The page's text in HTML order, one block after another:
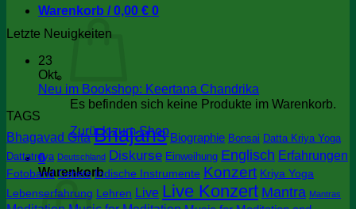
Warenkorb /0,00 € 0
Es befinden sich keine Produkte im Warenkorb.
Zurück zum Shop
0
Warenkorb
Letzte Neuigkeiten
23
Okt.
Neu im Bookshop: Keertana Chandrika
Kommentare
im
Bookshop:
Keertana
Chandrika
TAGS
Bhagavad Gita Bhajans Biographie Bonsai Datta Kriya Yoga
Dattatreya Deutschland Diskurse Einweihung Englisch Erfahrungen
Fotoband Gebete Indische Instrumente Konzert Kriya Yoga
Lebenserfahrung Lehren Live Live Konzert Mantra Mantras